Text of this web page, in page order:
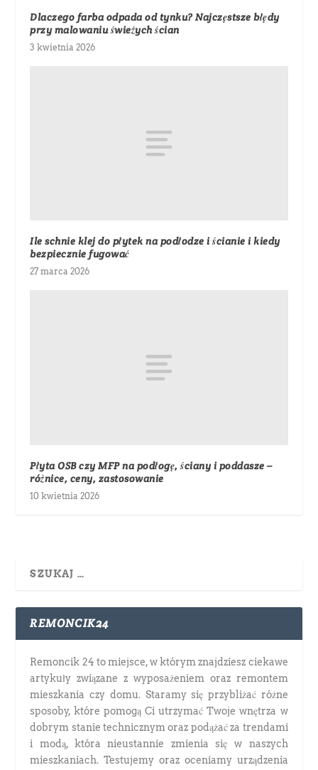
Dlaczego farba odpada od tynku? Najczęstsze błędy
przy malowaniu świeżych ścian
3 kwietnia 2026
Ile schnie klej do płytek na podłodze i ścianie i kiedy
bezpiecznie fugować
27 marca 2026
Płyta OSB czy MFP na podłogę, ściany i poddasze –
różnice, ceny, zastosowanie
10 kwietnia 2026
REMONCIK24
Remoncik 24 to miejsce, w którym znajdziesz ciekawe
artykuły związane z wyposażeniem oraz remontem
mieszkania czy domu. Staramy się przybliżać różne
sposoby, które pomogą Ci utrzymać Twoje wnętrza w
dobrym stanie technicznym oraz podążać za trendami
i modą, która nieustannie zmienia się w naszych
mieszkaniach. Testujemy oraz oceniamy urządzenia